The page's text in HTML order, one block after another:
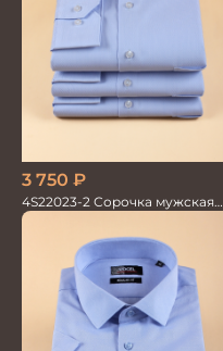
3 750 ₽
4S22023-2 Сорочка мужская
голубая